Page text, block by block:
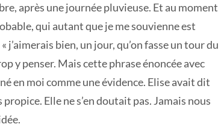
après une journée pluvieuse. Et au moment
qui autant que je me souvienne est
j’aimerais bien, un jour, qu’on fasse un tour du
y penser. Mais cette phrase énoncée avec
en moi comme une évidence. Elise avait dit
Elle ne s’en doutait pas. Jamais nous